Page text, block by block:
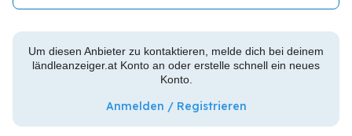
Um diesen Anbieter zu kontaktieren, melde dich bei deinem
ländleanzeiger.at Konto an oder erstelle schnell ein neues
Konto.
Anmelden / Registrieren